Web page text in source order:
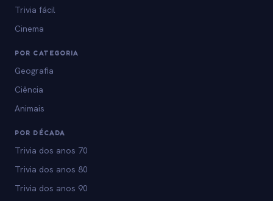
Trivia fácil
Cinema
POR CATEGORIA
Geografia
Ciência
Animais
POR DÉCADA
Trivia dos anos 70
Trivia dos anos 80
Trivia dos anos 90